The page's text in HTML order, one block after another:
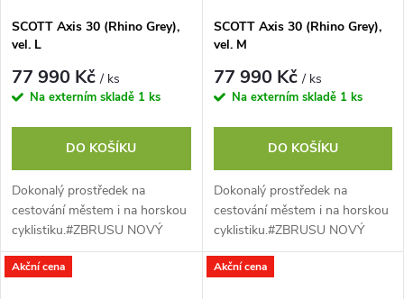
SCOTT Axis 30 (Rhino Grey),
vel. L
77 990 Kč/ ks
Na externím skladě 1 ks
DO KOŠÍKU
Dokonalý prostředek na
cestování městem i na horskou
cyklistiku.#ZBRUSU NOVÝ
SCOTT AXIS eRIDE vybaven
nejnovějším motorem Bosch
SCOTT Axis 30 (Rhino Grey),
vel. M
77 990 Kč/ ks
Na externím skladě 1 ks
DO KOŠÍKU
Dokonalý prostředek na
cestování městem i na horskou
cyklistiku.#ZBRUSU NOVÝ
SCOTT AXIS eRIDE vybaven
nejnovějším motorem Bosch
Akční cena Akční cena